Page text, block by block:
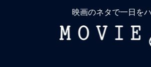
映画のネタで一日を
MOVIE